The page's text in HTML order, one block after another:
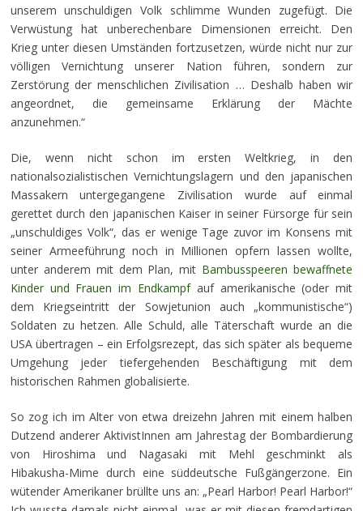
unserem unschuldigen Volk schlimme Wunden zugefügt. Die
Verwüstung hat unberechenbare Dimensionen erreicht. Den
Krieg unter diesen Umständen fortzusetzen, würde nicht nur zur
völligen Vernichtung unserer Nation führen, sondern zur
Zerstörung der menschlichen Zivilisation … Deshalb haben wir
angeordnet, die gemeinsame Erklärung der Mächte
anzunehmen.“
Die, wenn nicht schon im ersten Weltkrieg, in den
nationalsozialistischen Vernichtungslagern und den japanischen
Massakern untergegangene Zivilisation wurde auf einmal
gerettet durch den japanischen Kaiser in seiner Fürsorge für sein
„unschuldiges Volk“, das er wenige Tage zuvor im Konsens mit
seiner Armeeführung noch in Millionen opfern lassen wollte,
unter anderem mit dem Plan, mit Bambusspeeren bewaffnete
Kinder und Frauen im Endkampfauf amerikanische (oder mit
dem Kriegseintritt der Sowjetunion auch „kommunistische“)
Soldaten zu hetzen. Alle Schuld, alle Täterschaft wurde an die
USA übertragen – ein Erfolgsrezept, das sich später als bequeme
Umgehung jeder tiefergehenden Beschäftigung mit dem
historischen Rahmen globalisierte.
So zog ich im Alter von etwa dreizehn Jahren mit einem halben
Dutzend anderer AktivistInnen am Jahrestag der Bombardierung
von Hiroshima und Nagasaki mit Mehl geschminkt als
Hibakusha-Mime durch eine süddeutsche Fußgängerzone. Ein
wütender Amerikaner brüllte uns an: „Pearl Harbor! Pearl Harbor!“